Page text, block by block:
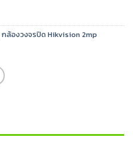
กล้องวงจรปิด Hikvision 2mp